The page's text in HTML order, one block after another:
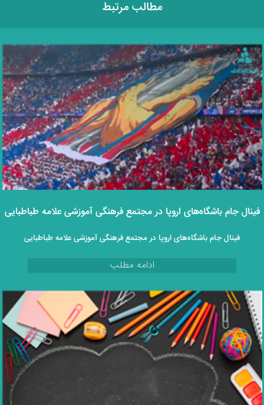
مطالب مرتبط
فینال جام باشگاه‌های اروپا در مجتمع فرهنگی آموزشی علامه طباطبایی
فینال جام باشگاه‌های اروپا در مجتمع فرهنگی آموزشی علامه طباطبایی
ادامه مطلب